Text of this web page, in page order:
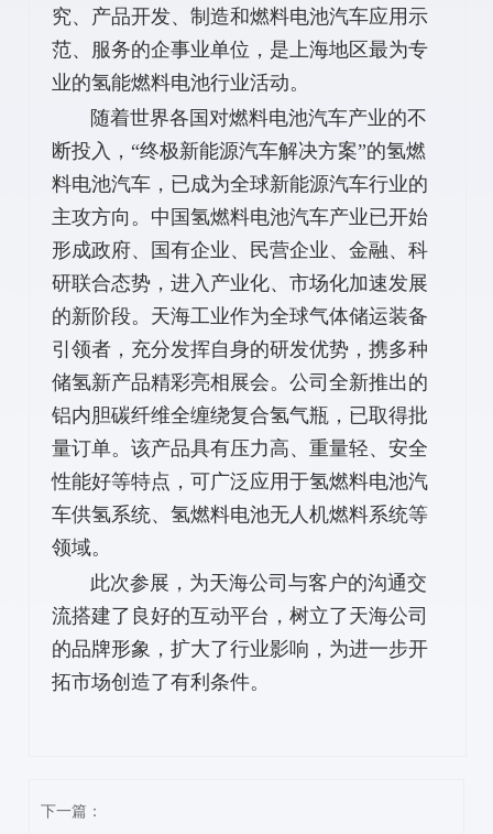
究、产品开发、制造和燃料电池汽车应用示
范、服务的企事业单位，是上海地区最为专
业的氢能燃料电池行业活动。
随着世界各国对燃料电池汽车产业的不
断投入，“终极新能源汽车解决方案”的氢燃
料电池汽车，已成为全球新能源汽车行业的
主攻方向。中国氢燃料电池汽车产业已开始
形成政府、国有企业、民营企业、金融、科
研联合态势，进入产业化、市场化加速发展
的新阶段。天海工业作为全球气体储运装备
引领者，充分发挥自身的研发优势，携多种
储氢新产品精彩亮相展会。公司全新推出的
铝内胆碳纤维全缠绕复合氢气瓶，已取得批
量订单。该产品具有压力高、重量轻、安全
性能好等特点，可广泛应用于氢燃料电池汽
车供氢系统、氢燃料电池无人机燃料系统等
领域。
此次参展，为天海公司与客户的沟通交
流搭建了良好的互动平台，树立了天海公司
的品牌形象，扩大了行业影响，为进一步开
拓市场创造了有利条件。
下一篇：